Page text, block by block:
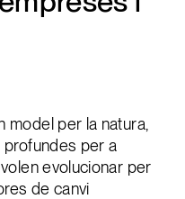
model per la natura,
per a
evolucionar per
de canvi